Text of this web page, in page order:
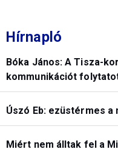
Hírnapló
Bóka János: A Tisza-
kommunikációt
Úszó Eb: ezüstérmes a
Miért nem álltak fel a